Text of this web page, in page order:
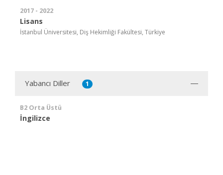
2017 - 2022
Lisans
İstanbul Üniversitesi, Diş Hekimliği Fakültesi, Türkiye
Yabancı Diller 1
B2 Orta Üstü
İngilizce